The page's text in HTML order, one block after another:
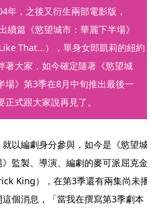
年，之後又衍生兩部電影版，
續篇《慾望城市：華麗下半場》
That...），單身女郎凱莉的紐約
著大家，如今確定隨著《慾望城
場》第3季在8月中旬推出最後一
正式跟大家說再見了。
以編劇身分參與，如今是《慾望城
監製、導演、編劇的麥可派屈克金
King），在第3季還有兩集尚未播
個消息，「當我在撰寫第3季劇本